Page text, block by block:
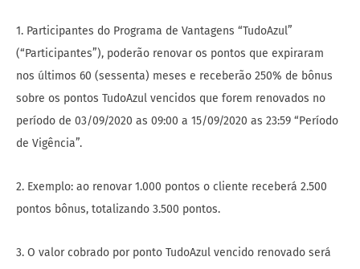
1. Participantes do Programa de Vantagens “TudoAzul”
(“Participantes”), poderão renovar os pontos que expiraram
nos últimos 60 (sessenta) meses e receberão 250% de bônus
sobre os pontos TudoAzul vencidos que forem renovados no
período de 03/09/2020 as 09:00 a 15/09/2020 as 23:59 “Período
de Vigência”.
2. Exemplo: ao renovar 1.000 pontos o cliente receberá 2.500
pontos bônus, totalizando 3.500 pontos.
3. O valor cobrado por ponto TudoAzul vencido renovado será